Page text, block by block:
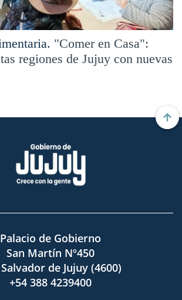
"Comer en Casa":
regiones de Jujuy con nuevas
Palacio de Gobierno
San Martín Nº450
de Jujuy (4600)
+54 388 4239400